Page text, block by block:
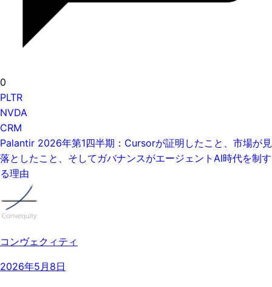
0
PLTR
NVDA
CRM
Palantir 2026年第1四半期：Cursorが証明したこと、市場が見
落としたこと、そしてガバナンスがエージェントAI時代を制す
る理由
コンヴェクィティ
2026年5月8日